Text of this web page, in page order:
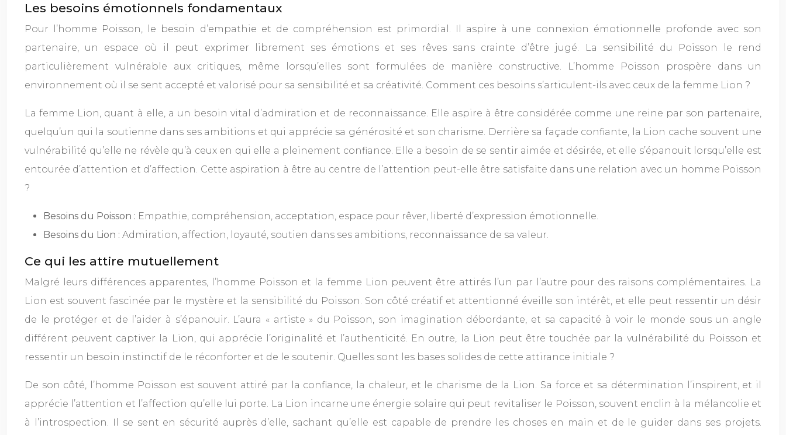
Les besoins émotionnels fondamentaux
Pour l’homme Poisson, le besoin d’empathie et de compréhension est primordial. Il aspire à une connexion émotionnelle profonde avec son
partenaire, un espace où il peut exprimer librement ses émotions et ses rêves sans crainte d’être jugé. La sensibilité du Poisson le rend
particulièrement vulnérable aux critiques, même lorsqu’elles sont formulées de manière constructive. L’homme Poisson prospère dans un
environnement où il se sent accepté et valorisé pour sa sensibilité et sa créativité. Comment ces besoins s’articulent-ils avec ceux de la femme Lion ?
La femme Lion, quant à elle, a un besoin vital d’admiration et de reconnaissance. Elle aspire à être considérée comme une reine par son partenaire,
quelqu’un qui la soutienne dans ses ambitions et qui apprécie sa générosité et son charisme. Derrière sa façade confiante, la Lion cache souvent une
vulnérabilité qu’elle ne révèle qu’à ceux en qui elle a pleinement confiance. Elle a besoin de se sentir aimée et désirée, et elle s’épanouit lorsqu’elle est
entourée d’attention et d’affection. Cette aspiration à être au centre de l’attention peut-elle être satisfaite dans une relation avec un homme Poisson
?
Besoins du Poisson : Empathie, compréhension, acceptation, espace pour rêver, liberté d’expression émotionnelle.
Besoins du Lion : Admiration, affection, loyauté, soutien dans ses ambitions, reconnaissance de sa valeur.
Ce qui les attire mutuellement
Malgré leurs différences apparentes, l’homme Poisson et la femme Lion peuvent être attirés l’un par l’autre pour des raisons complémentaires. La
Lion est souvent fascinée par le mystère et la sensibilité du Poisson. Son côté créatif et attentionné éveille son intérêt, et elle peut ressentir un désir
de le protéger et de l’aider à s’épanouir. L’aura « artiste » du Poisson, son imagination débordante, et sa capacité à voir le monde sous un angle
différent peuvent captiver la Lion, qui apprécie l’originalité et l’authenticité. En outre, la Lion peut être touchée par la vulnérabilité du Poisson et
ressentir un besoin instinctif de le réconforter et de le soutenir. Quelles sont les bases solides de cette attirance initiale ?
De son côté, l’homme Poisson est souvent attiré par la confiance, la chaleur, et le charisme de la Lion. Sa force et sa détermination l’inspirent, et il
apprécie l’attention et l’affection qu’elle lui porte. La Lion incarne une énergie solaire qui peut revitaliser le Poisson, souvent enclin à la mélancolie et
à l’introspection. Il se sent en sécurité auprès d’elle, sachant qu’elle est capable de prendre les choses en main et de le guider dans ses projets.